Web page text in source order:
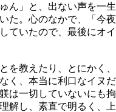
ん」と、出ない声を一生
た。心のなかで、「今夜
ていたので、最後にオイ
を教えたり、とにかく、
く、本当に利口なイヌだ
は一切していないにも拘
解し、素直で明るく、上